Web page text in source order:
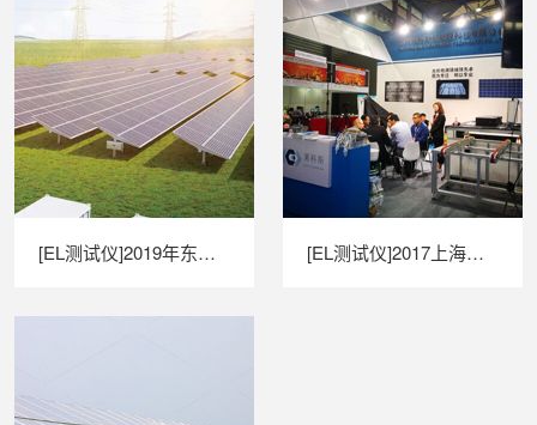
[EL测试仪]2019年东京光伏展圆满落幕 [EL测试仪]2017上海国际太阳能光伏展圆满落幕